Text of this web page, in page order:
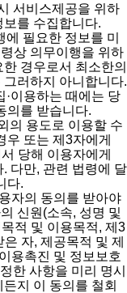
서비스제공을 위하
를 수집합니다.
에 필요한 정보를 미
상 의무이행을 위하
경우로서 최소한의
러하지 아니합니다.
·이용하는 때에는 당
의를 받습니다.
의 용도로 이용할 수
우 또는 제3자에게
당해 이용자에게
다만, 관련 법령에 달
다.
자의 동의를 받아야
신원(소속, 성명 및
적 및 이용목적, 제3
자, 제공목적 및 제
용촉진 및 정보보호
한 사항을 미리 명시
지 이 동의를 철회